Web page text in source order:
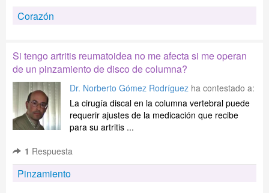
Corazón
Si tengo artritis reumatoidea no me afecta si me operan
de un pinzamiento de disco de columna?
Dr. Norberto Gómez Rodríguez ha contestado a:
La cirugía discal en la columna vertebral puede
requerir ajustes de la medicación que recibe
para su artritis ...
1 Respuesta
Pinzamiento